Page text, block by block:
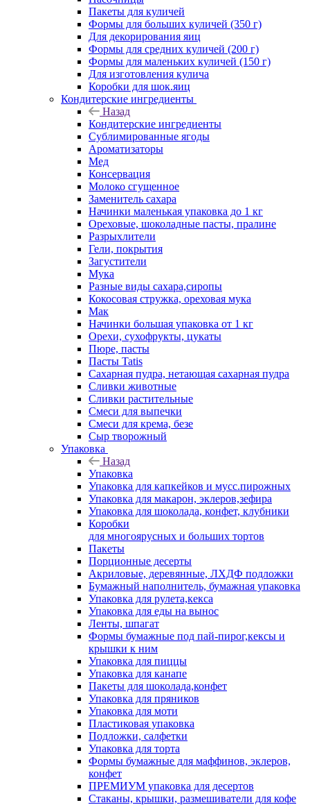
Пакеты для куличей
Формы для больших куличей (350 г)
Для декорирования яиц
Формы для средних куличей (200 г)
Формы для маленьких куличей (150 г)
Для изготовления кулича
Коробки для шок.яиц
Кондитерские ингредиенты
Назад
Кондитерские ингредиенты
Сублимированные ягоды
Ароматизаторы
Мед
Консервация
Молоко сгущенное
Заменитель сахара
Начинки маленькая упаковка до 1 кг
Ореховые, шоколадные пасты, пралине
Разрыхлители
Гели, покрытия
Загустители
Мука
Разные виды сахара,сиропы
Кокосовая стружка, ореховая мука
Мак
Начинки большая упаковка от 1 кг
Орехи, сухофрукты, цукаты
Пюре, пасты
Пасты Tatis
Сахарная пудра, нетающая сахарная пудра
Сливки животные
Сливки растительные
Смеси для выпечки
Смеси для крема, безе
Сыр творожный
Упаковка
Назад
Упаковка
Упаковка для капкейков и мусс.пирожных
Упаковка для макарон, эклеров,зефира
Упаковка для шоколада, конфет, клубники
Коробки
для многоярусных и больших тортов
Пакеты
Порционные десерты
Акриловые, деревянные, ЛХДФ подложки
Бумажный наполнитель, бумажная упаковка
Упаковка для рулета,кекса
Упаковка для еды на вынос
Ленты, шпагат
Формы бумажные под пай-пирог,кексы и
крышки к ним
Упаковка для пиццы
Упаковка для канапе
Пакеты для шоколада,конфет
Упаковка для пряников
Упаковка для моти
Пластиковая упаковка
Подложки, салфетки
Упаковка для торта
Формы бумажные для маффинов, эклеров,
конфет
ПРЕМИУМ упаковка для десертов
Стаканы, крышки, размешиватели для кофе